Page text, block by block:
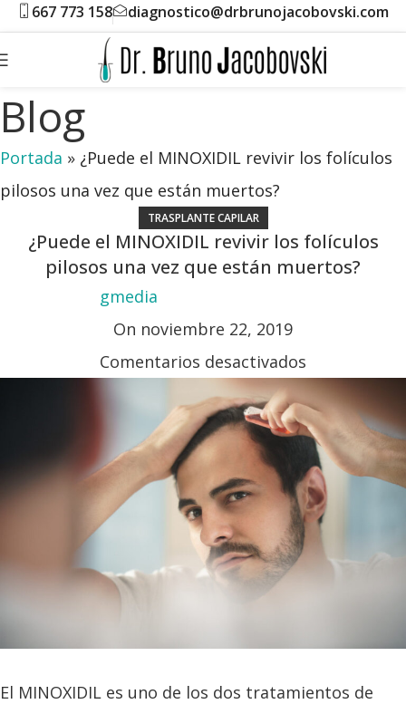
667 773 158 diagnostico@drbrunojacobovski.com
Blog
Portada » ¿Puede el MINOXIDIL revivir los folículos
pilosos una vez que están muertos?
TRASPLANTE CAPILAR
¿Puede el MINOXIDIL revivir los folículos
pilosos una vez que están muertos?
gmedia
On noviembre 22, 2019
Comentarios desactivados
El MINOXIDIL es uno de los dos tratamientos de